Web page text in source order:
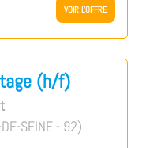
VOIR L'OFFRE
(h/f)
SEINE - 92)